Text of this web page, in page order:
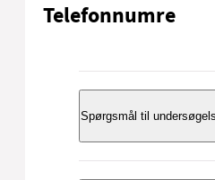
Telefonnumre
Spørgsmål til